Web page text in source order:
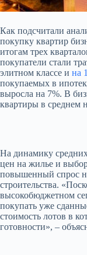
Как подсчитали
покупку квартир
итогам трех
покупатели стали
элитном классе и на
покупаемых в
выросла на 7%. В
квартиры в среднем
На динамику
цен на жилье и
повышенный спрос
строительства.
высокобюджетном
покупать уже
стоимость лотов в
готовности», –